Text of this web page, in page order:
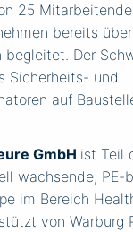
25
bereits
begleitet. Der
Sicherheits- und
auf
GmbH ist Teil
wachsende, PE-
im Bereich
von Warburg